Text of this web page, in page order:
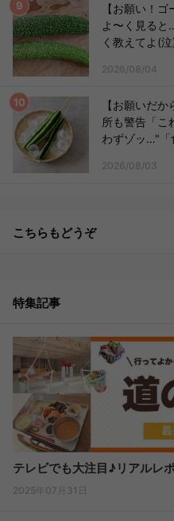
【お願い！
よ〜く見る
く教えてよ(
2026/08/04
【お願いだ
所も警告「こ
わずゾッ…"「
2026/08/03
こちらもどうぞ
特集記事
テレビでも大注目♪リアルレ
2025年07月31日